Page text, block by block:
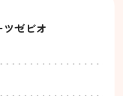
ツゼビオ